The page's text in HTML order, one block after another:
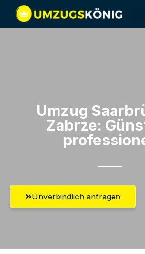
Umzug
Zabrze:
Unverbindlich anfragen